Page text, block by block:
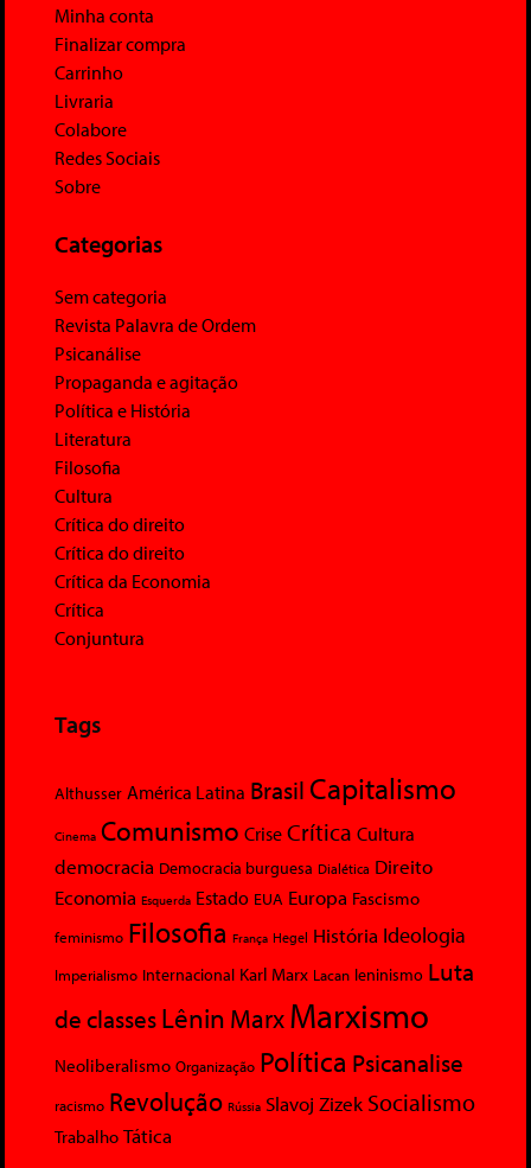
Minha conta
Finalizar compra
Carrinho
Livraria
Colabore
Redes Sociais
Sobre
Categorias
Sem categoria
Revista Palavra de Ordem
Psicanálise
Propaganda e agitação
Política e História
Literatura
Filosofia
Cultura
Crítica do direito
Crítica do direito
Crítica da Economia
Crítica
Conjuntura
Tags
Althusser América Latina Brasil Capitalismo
Cinema Comunismo Crise Crítica Cultura
democracia Democracia burguesa Dialética Direito
Economia Esquerda Estado EUA Europa Fascismo
feminismo Filosofia França Hegel História Ideologia
Imperialismo Internacional Karl Marx Lacan leninismo Luta
de classesLênin MarxMarxismo
Neoliberalismo Organização Política Psicanalise
racismo Revolução Rússia Slavoj Zizek Socialismo
Trabalho Tática